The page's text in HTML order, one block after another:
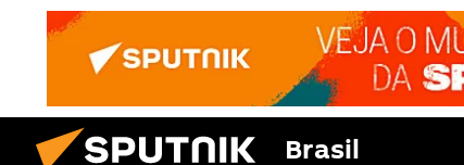
Brasil